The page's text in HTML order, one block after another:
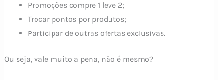
Promoções compre 1 leve 2;
Trocar pontos por produtos;
Participar de outras ofertas exclusivas.
Ou seja, vale muito a pena, não é mesmo?